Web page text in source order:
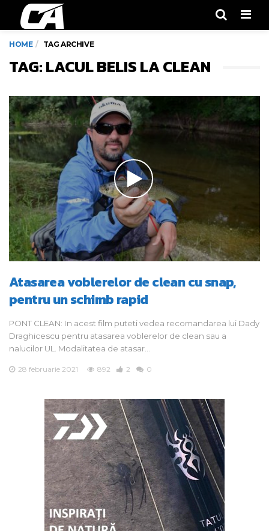
HOME TAG ARCHIVE
TAG: LACUL BELIS LA CLEAN
Atasarea voblerelor de clean cu snap,
pentru un schimb rapid
PONT CLEAN: In acest film puteti vedea recomandarea lui Dady
Draghicescu pentru atasarea voblerelor de clean sau a
nalucilor UL. Modalitatea de atasar…
28 februarie 2021 892 2 0